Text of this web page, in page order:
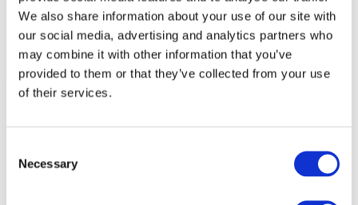
We also share information about your use of our site with
our social media, advertising and analytics partners who
may combine it with other information that you’ve
provided to them or that they’ve collected from your use
of their services.
Selection
Necessary